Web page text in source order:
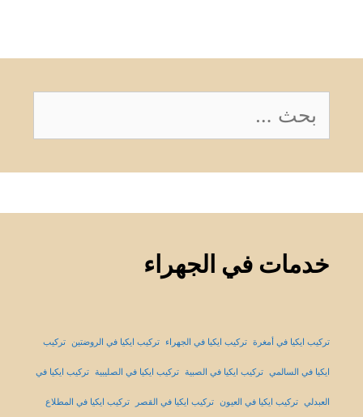
البحث
عن:
خدمات في الجهراء
تركيب ايكيا في أمغرة تركيب ايكيا في الجهراء تركيب ايكيا في الروضتين تركيب
ايكيا في السالمي تركيب ايكيا في الصبية تركيب ايكيا في الصليبية تركيب ايكيا في
العبدلي تركيب ايكيا في العيون تركيب ايكيا في القصر تركيب ايكيا في المطلاع